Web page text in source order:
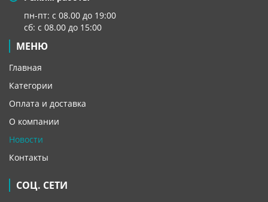
пн-пт: с 08.00 до 19:00
сб: с 08.00 до 15:00
МЕНЮ
Главная
Категории
Оплата и доставка
О компании
Новости
Контакты
СОЦ. СЕТИ